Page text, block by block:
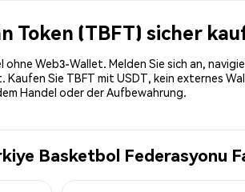
Token (TBFT) sicher
Web3-Wallet. Melden Sie sich an,
Sie TBFT mit USDT, kein externes
Handel oder der Aufbewahrung.
Basketbol Federasyonu